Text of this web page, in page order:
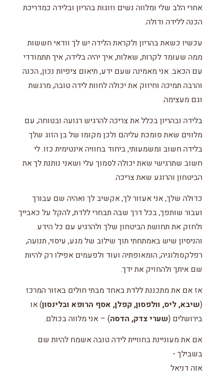
אחרי הלב שלי ומלווה נשים וזוגות בהריון ובלידה כמדריכת
הכנה ללידה ודולה.
עכשיו כשאת בהריון ולקראת הלידה יש לך וודאי חששות
ממה שעומד לקרות, שאלות, איך יהיה בלידה, איך תתמודדי
עם הכאב. אני מאמינה שעם ידע, תיאום ציפיות נכון, הכנה
והרבה תמיכה וחיזוק את יכולה לחוות לידה טובה, מרגשת
וגם מעצימה.
בלידה ובהריון בכלל את צריכה להרגיש רגועה ובטוחה, עם
מלווים שאת סומכת עליהם ולכן מקומו של בן הזוג שלך
בלידה חשוב ומשמעותי, ביחוד בחוויה אינטימית כזו. לי
חשוב שתרגישי שאת יכולה לסמוך עלי ושאני נותנת לך את
הביטחון והרוגע שאת צריכה.
כדולה שלך, אני אעזור לך, אקשיב לך ואהיה שם עבורך
ועבור שותפך, בכל דרך שבה תבחרי ללדת, להקל על כאבייך
ולחזק את תחושת הביטחון שלך ולהרגיע עם כל הידע
והניסיון שיש באמתחתי תוך שילוב של מגע, עיסוי, תנועה,
רפלקסולוגיה, הומאופתיה ועוד ולפעמים אפילו רק להיות
שם איתך ולהחזיק את ידך.
אז אם את מתכננת ללדת באחד מבתי חולים באזור המרכז
(שיבא, ליס, וולפסון, קפלן, אסף הרופא ובלינסון) או
בירושלים (שערי צדק, הדסה) – אני מלווה בכולם.
אם את מעוניינת בחוויית לידה טובה אשמח להיות שם
בשבילך -
אוה דניאל